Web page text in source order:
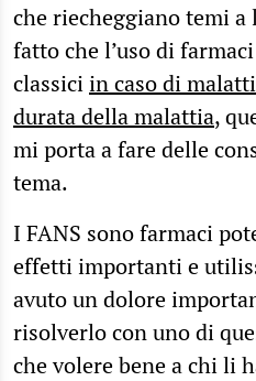
che riecheggiano temi
fatto che l’uso di
classiciin caso di
durata della malattia,
mi porta a fare delle
tema.
I FANS sono farmaci
effetti importanti e
avuto un dolore
risolverlo con uno di
che volere bene a chi li